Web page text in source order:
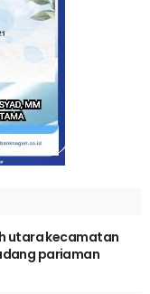
utara kecamatan
pariaman